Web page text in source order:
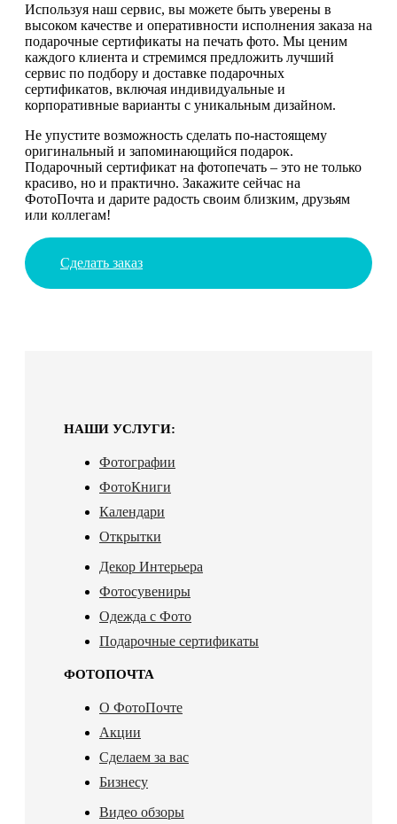
Используя наш сервис, вы можете быть уверены в
высоком качестве и оперативности исполнения заказа на
подарочные сертификаты на печать фото. Мы ценим
каждого клиента и стремимся предложить лучший
сервис по подбору и доставке подарочных
сертификатов, включая индивидуальные и
корпоративные варианты с уникальным дизайном.
Не упустите возможность сделать по-настоящему
оригинальный и запоминающийся подарок.
Подарочный сертификат на фотопечать – это не только
красиво, но и практично. Закажите сейчас на
ФотоПочта и дарите радость своим близким, друзьям
или коллегам!
Сделать заказ
НАШИ УСЛУГИ:
Фотографии
ФотоКниги
Календари
Открытки
Декор Интерьера
Фотосувениры
Одежда с Фото
Подарочные сертификаты
ФОТОПОЧТА
О ФотоПочте
Акции
Сделаем за вас
Бизнесу
Видео обзоры